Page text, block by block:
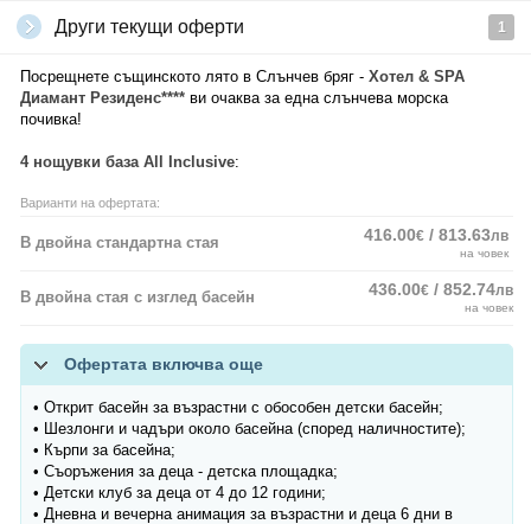
Други текущи оферти 1
Посрещнете същинското лято в Слънчев бряг - Хотел & SPA
Диамант Резиденс**** ви очаква за една слънчева морска
почивка!
4 нощувки база All Inclusivе:
Варианти на офертата:
В двойна стандартна стая 416.00€ / 813.63лв
на човек
В двойна стая с изглед басейн 436.00€ / 852.74лв
на човек
Офертата включва още
• Открит басейн за възрастни с обособен детски басейн;
• Шезлонги и чадъри около басейна (според наличностите);
• Кърпи за басейна;
• Съоръжения за деца - детска площадка;
• Детски клуб за деца от 4 до 12 години;
• Дневна и вечерна анимация за възрастни и деца 6 дни в